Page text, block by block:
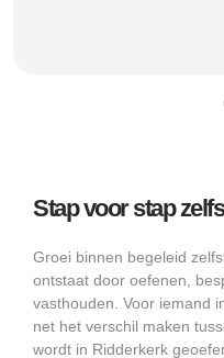
Stap voor stap
Groei binnen begeleid
ontstaat door oefenen,
vasthouden. Voor iemand
net het verschil maken
wordt in Ridderkerk